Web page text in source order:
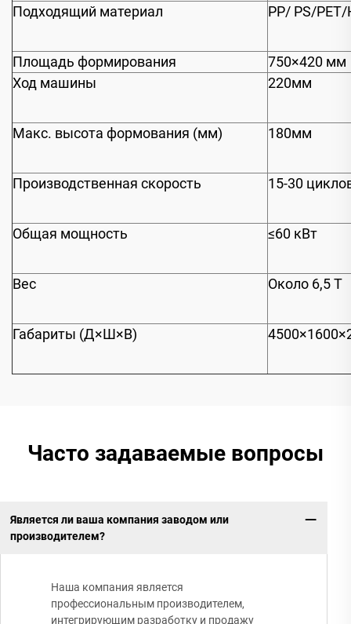
Подходящий материал
PP/ PS/
Площадь формирования
750×420 мм
Ход машины
220мм
Макс. высота формования (мм) 180мм
Производственная скорость 15-30
Общая мощность ≤60 кВт
Вес Около 6,5 Т
Габариты (Д×Ш×В)
Часто задаваемые вопросы
Является ли ваша компания заводом или
производителем?
Наша компания является
профессиональным производителем,
интегрирующим разработку и продажу